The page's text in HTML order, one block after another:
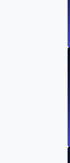
en varios